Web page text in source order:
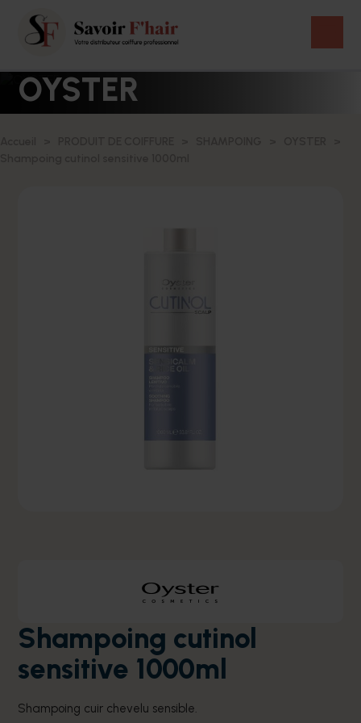
OYSTER
Shampoing cutinol
sensitive 1000ml
Shampoing cuir chevelu sensible.